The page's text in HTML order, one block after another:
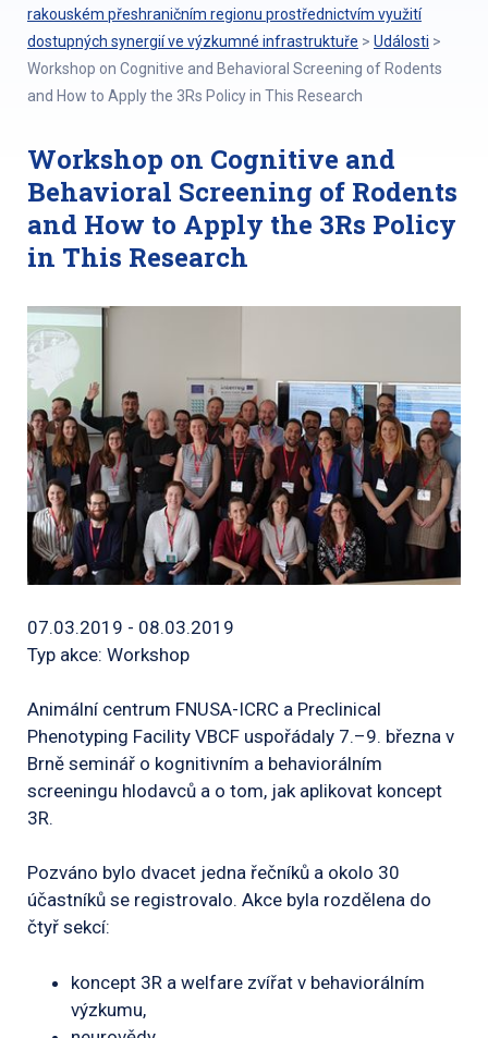
rakouském přeshraničním regionu prostřednictvím využití
dostupných synergií ve výzkumné infrastruktuře > Události >
Workshop on Cognitive and Behavioral Screening of Rodents
and How to Apply the 3Rs Policy in This Research
Workshop on Cognitive and
Behavioral Screening of Rodents
and How to Apply the 3Rs Policy
in This Research
07.03.2019 - 08.03.2019
Typ akce: Workshop
Animální centrum FNUSA-ICRC a Preclinical
Phenotyping Facility VBCF uspořádaly 7.–9. března v
Brně seminář o kognitivním a behaviorálním
screeningu hlodavců a o tom, jak aplikovat koncept
3R.
Pozváno bylo dvacet jedna řečníků a okolo 30
účastníků se registrovalo. Akce byla rozdělena do
čtyř sekcí:
koncept 3R a welfare zvířat v behaviorálním
výzkumu,